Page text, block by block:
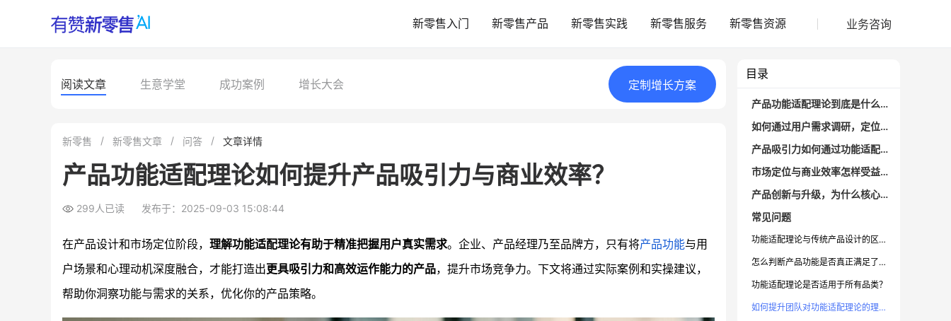
新零售入门 新零售产品 新零售实践 新零售服务 新零售资源 业务咨询
阅读文章 生意学堂 成功案例 增长大会 定制 增长方案
新零售 新零售文章 问答 文章详情
产品功能适配理论如何提升产品吸引力与商业效率？
299人已读 发布于：2025-09-03 15:08:44
在产品设计和市场定位阶段， 理解功能适配理论有助于精准把握用户真实需求。企业、产品经理乃至品牌方，只有将产品功能与用
户场景和心理动机深度融合，才能打造出更具吸引力和高效运作能力的产品，提升市场竞争力。下文将通过实际案例和实操建议，
帮助你洞察功能与需求的关系，优化你的产品策略。
目录
产品功能适配理论到底是什么？为什么关键
如何通过用户需求调研，定位核心功能？
产品吸引力如何通过功能适配理论有效提升？
市场定位与商业效率怎样受益于功能适配理论？
产品创新与升级，为什么核心在“需求”而非“技术”？
常见问题
功能适配理论与传统产品设计的区别是什么？
怎么判断产品功能是否真正满足了用户需求？
功能适配理论是否适用于所有品类？
如何提升团队对功能适配理论的理解和执行力？